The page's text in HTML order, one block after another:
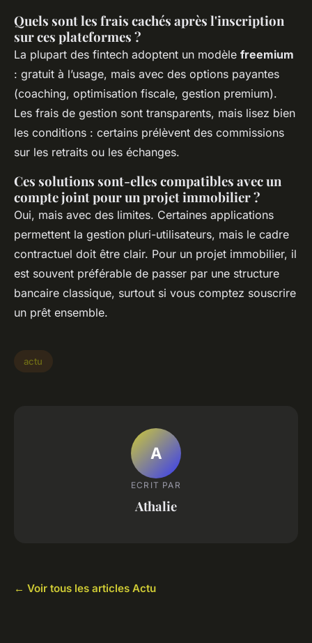
Quels sont les frais cachés après l'inscription
sur ces plateformes ?
La plupart des fintech adoptent un modèle freemium
: gratuit à l’usage, mais avec des options payantes
(coaching, optimisation fiscale, gestion premium).
Les frais de gestion sont transparents, mais lisez bien
les conditions : certains prélèvent des commissions
sur les retraits ou les échanges.
Ces solutions sont-elles compatibles avec un
compte joint pour un projet immobilier ?
Oui, mais avec des limites. Certaines applications
permettent la gestion pluri-utilisateurs, mais le cadre
contractuel doit être clair. Pour un projet immobilier, il
est souvent préférable de passer par une structure
bancaire classique, surtout si vous comptez souscrire
un prêt ensemble.
actu
A
ECRIT PAR
Athalie
← Voir tous les articles Actu